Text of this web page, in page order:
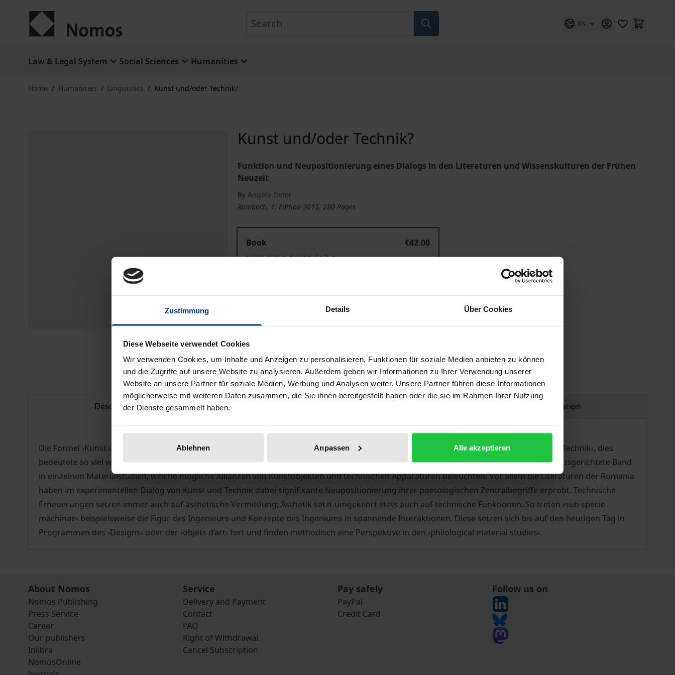
Zustimmung Details Über Cookies
Diese Webseite verwendet Cookies
Wir verwenden Cookies, um Inhalte und Anzeigen zu personalisieren, Funktionen für soziale Medien anbieten zu können
und die Zugriffe auf unsere Website zu analysieren. Außerdem geben wir Informationen zu Ihrer Verwendung unserer
Website an unsere Partner für soziale Medien, Werbung und Analysen weiter. Unsere Partner führen diese Informationen
möglicherweise mit weiteren Daten zusammen, die Sie ihnen bereitgestellt haben oder die sie im Rahmen Ihrer Nutzung
der Dienste gesammelt haben.
Ablehnen Anpassen Alle akzeptieren
EN
Law & Legal System Social Sciences Humanities
Home / Humanities / Linguistics / Kunst und/oder Technik?
Kunst und/oder Technik?
Funktion und Neupositionierung eines Dialogs in den Literaturen und Wissenskulturen der Frühen
Neuzeit
By Angela Oster
Rombach, 1. Edition 2015, 280 Pages
Book
€42.00
ISBN 978-3-96821-517-4
Prices include VAT. Depending on the delivery address, VAT may vary at checkout.
Delivery cost notice
Description Product safety information
Die Formel ›Kunst und Technik‹ wurde in der jüngeren Vergangenheit weitgehend als Ausdruck einer Problematik aufgefasst. ›Kunst und Technik‹, dies
bedeutete so viel wie ›Kunst oder Technik‹. Dass sich dies in der Frühen Neuzeit anders verhalten hat, demonstriert der komparatistisch ausgerichtete Band
in einzelnen Materialstudien, welche mögliche Allianzen von Kunstobjekten und technischen Apparaturen beleuchten. Vor allem die Literaturen der Romania
haben im experimentellen Dialog von Kunst und Technik dabei signifikante Neupositionierung ihrer poetologischen Zentralbegriffe erprobt. Technische
Erneuerungen setzen immer auch auf ästhetische Vermittlung; Ästhetik setzt umgekehrt stets auch auf technische Funktionen. So treten ›sub specie
machinae‹ beispielsweise die Figur des Ingenieurs und Konzepte des Ingeniums in spannende Interaktionen. Diese setzen sich bis auf den heutigen Tag in
Programmen des ›Designs‹ oder der ›objets d’art‹ fort und finden methodisch eine Perspektive in den ›philological material studies‹.
About Nomos
Nomos Publishing
Press Service
Career
Our publishers
Inlibra
NomosOnline
Service
Delivery and Payment
Contact
FAQ
Right of Withdrawal
Cancel Subscription
Pay safely
PayPal
Credit Card
Follow us on